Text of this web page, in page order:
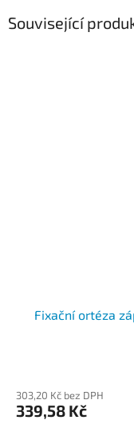
Související
Fixační ortéza
303,20 Kč bez DPH
339,58 Kč